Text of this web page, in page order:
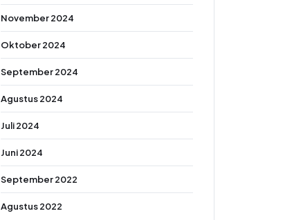
November 2024
Oktober 2024
September 2024
Agustus 2024
Juli 2024
Juni 2024
September 2022
Agustus 2022